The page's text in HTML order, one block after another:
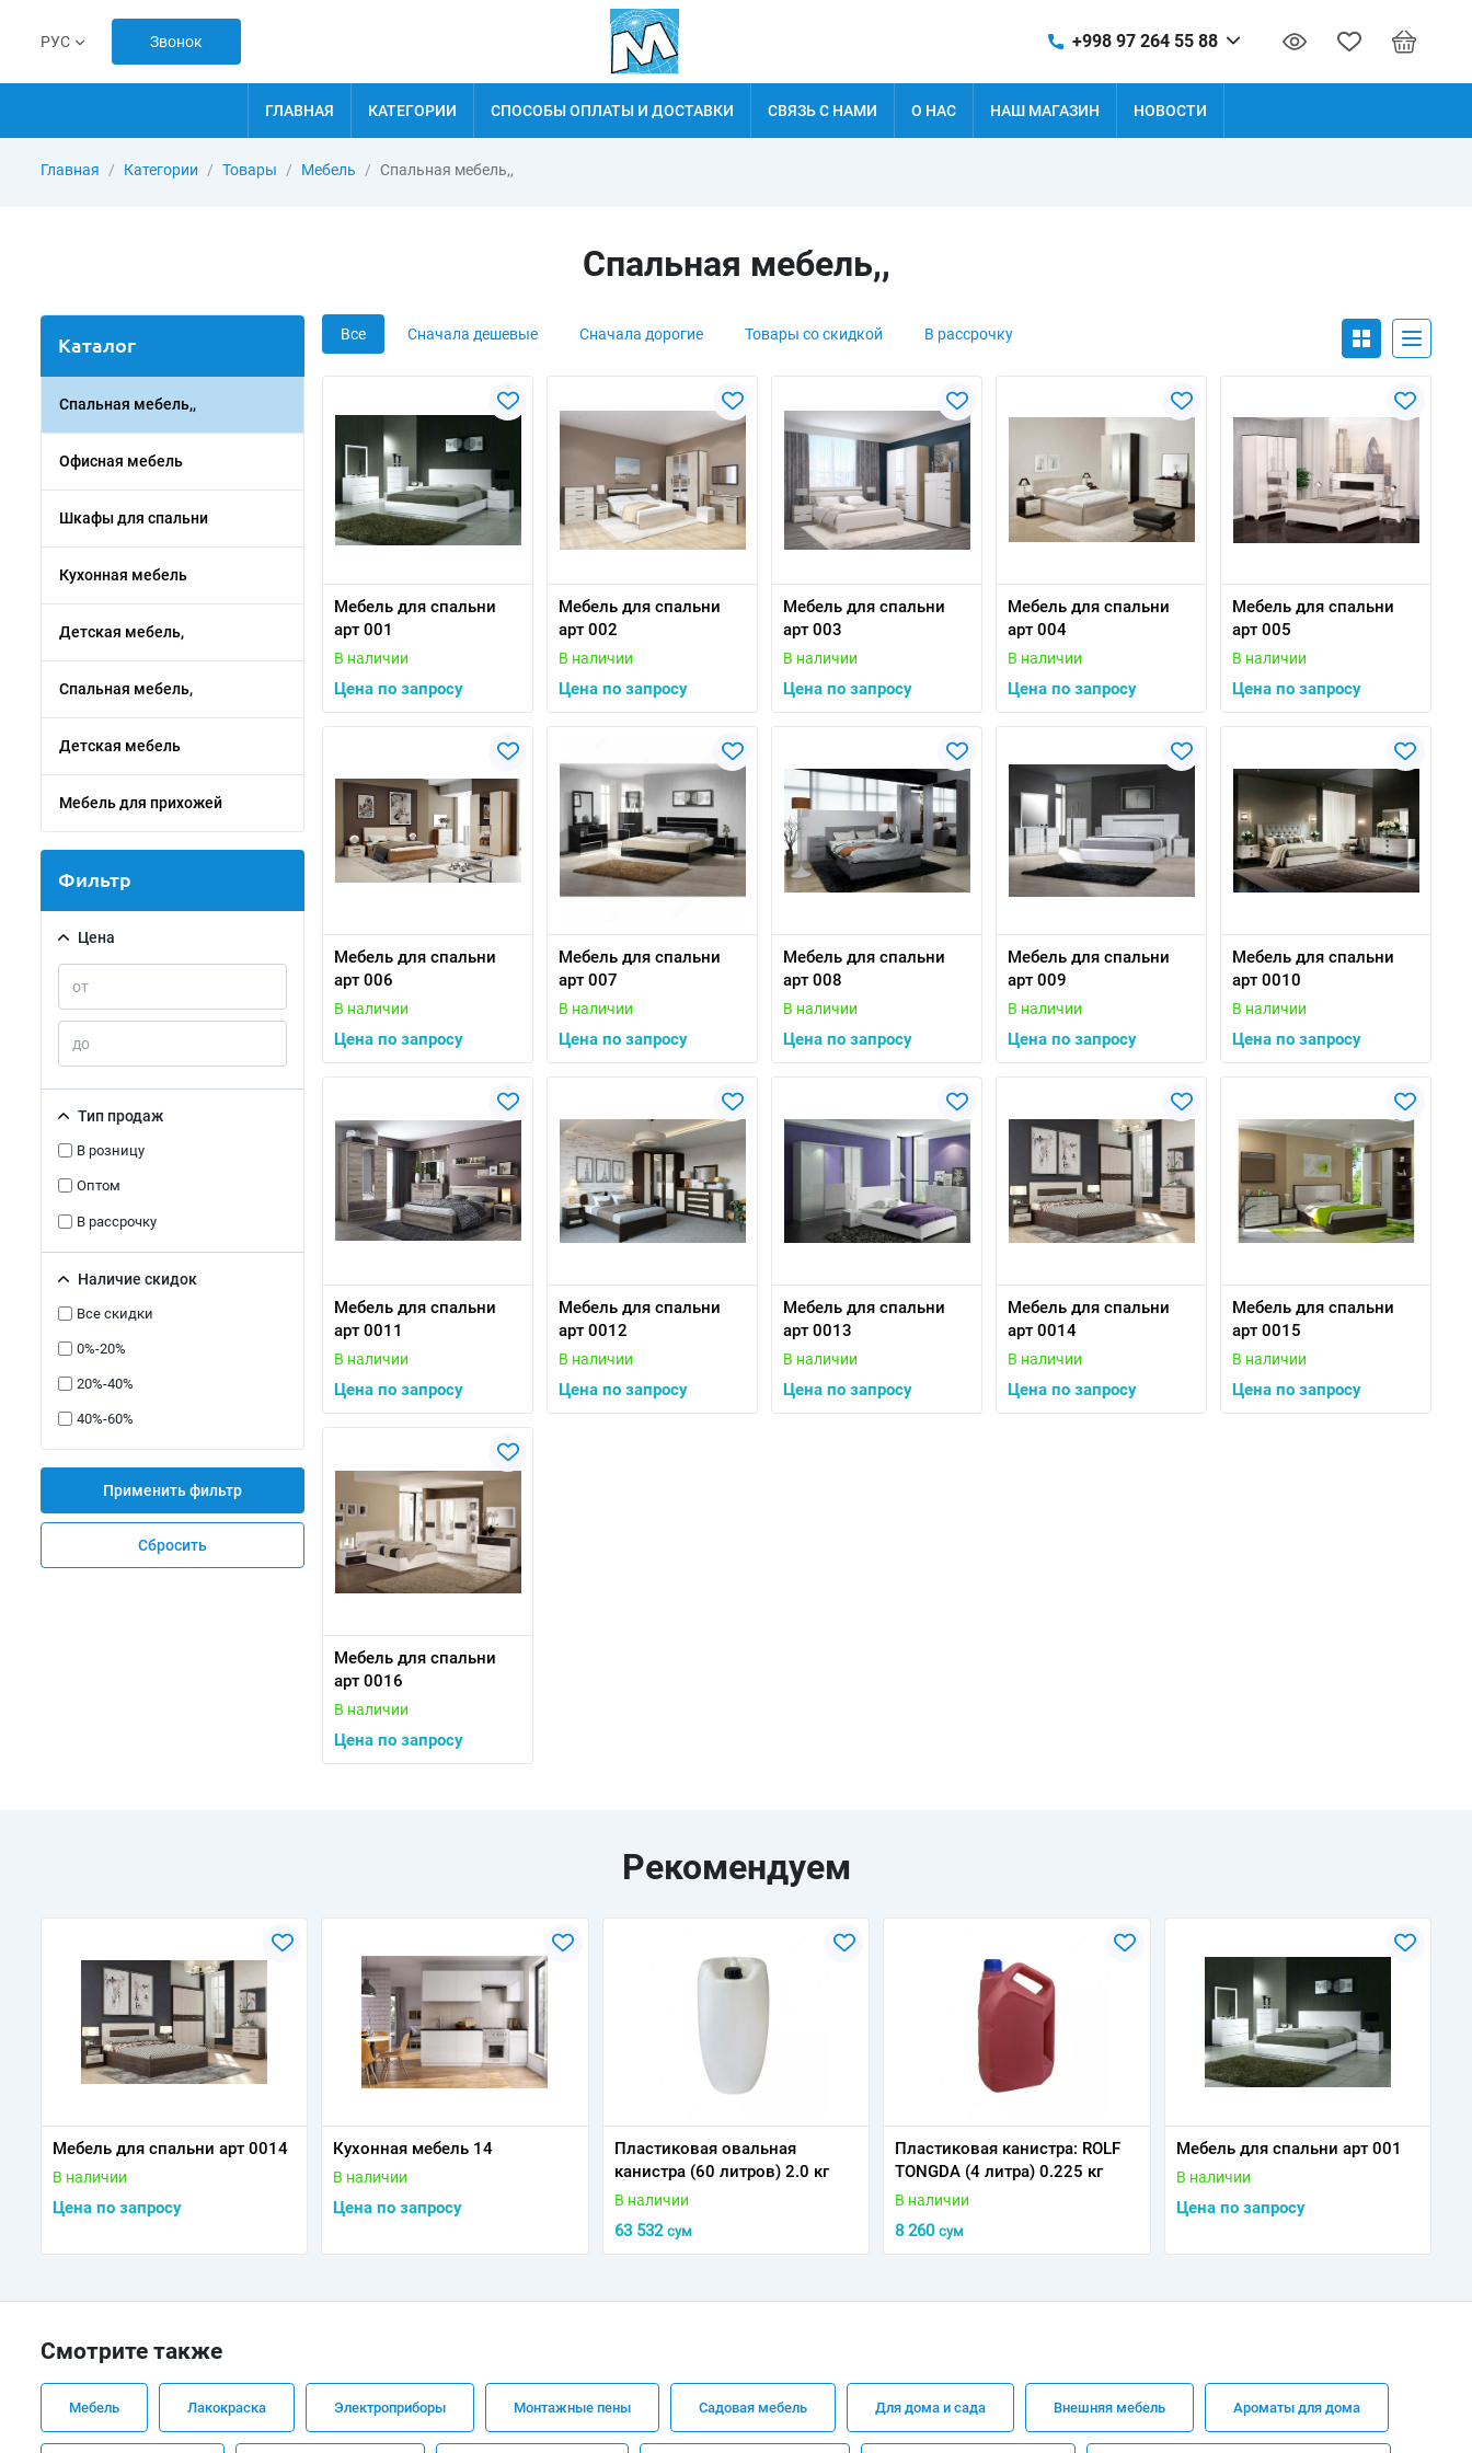
РУС Звонок +998 97 264 55 88
ГЛАВНАЯ КАТЕГОРИИ СПОСОБЫ ОПЛАТЫ И ДОСТАВКИ СВЯЗЬ С НАМИ О НАС НАШ МАГАЗИН НОВОСТИ
Главная Категории Товары Мебель Спальная мебель,,
Спальная мебель,,
Каталог
Спальная мебель,,
Офисная мебель
Шкафы для спальни
Кухонная мебель
Детская мебель,
Спальная мебель,
Детская мебель
Мебель для прихожей
Фильтр
Цена
Тип продаж
В розницу
Оптом
В рассрочку
Наличие скидок
Все скидки
0%-20%
20%-40%
40%-60%
Применить фильтр
Сбросить
Все Сначала дешевые Сначала дорогие Товары со скидкой В рассрочку
Мебель для спальни
арт 001
В наличии
Цена по запросу
Мебель для спальни
арт 002
В наличии
Цена по запросу
Мебель для спальни
арт 003
В наличии
Цена по запросу
Мебель для спальни
арт 004
В наличии
Цена по запросу
Мебель для спальни
арт 005
В наличии
Цена по запросу
Мебель для спальни
арт 006
В наличии
Цена по запросу
Мебель для спальни
арт 007
В наличии
Цена по запросу
Мебель для спальни
арт 008
В наличии
Цена по запросу
Мебель для спальни
арт 009
В наличии
Цена по запросу
Мебель для спальни
арт 0010
В наличии
Цена по запросу
Мебель для спальни
арт 0011
В наличии
Цена по запросу
Мебель для спальни
арт 0012
В наличии
Цена по запросу
Мебель для спальни
арт 0013
В наличии
Цена по запросу
Мебель для спальни
арт 0014
В наличии
Цена по запросу
Мебель для спальни
арт 0015
В наличии
Цена по запросу
Мебель для спальни
арт 0016
В наличии
Цена по запросу
Рекомендуем
Мебель для спальни арт 0014
В наличии
Цена по запросу
Кухонная мебель 14
В наличии
Цена по запросу
Пластиковая овальная
канистра (60 литров) 2.0 кг
В наличии
63 532 сум
Пластиковая канистра: ROLF
TONGDA (4 литра) 0.225 кг
В наличии
8 260сум
Мебель для спальни арт 001
В наличии
Цена по запросу
Смотрите также
Мебель Лакокраска Электроприборы Монтажные пены Садовая мебель Для дома и сада Внешняя мебель Ароматы для дома